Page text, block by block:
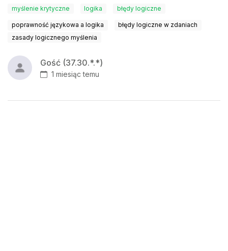
myślenie krytyczne logika błędy logiczne
poprawność językowa a logika
błędy logiczne w zdaniach
zasady logicznego myślenia
Gość (37.30.*.*)
1 miesiąc temu